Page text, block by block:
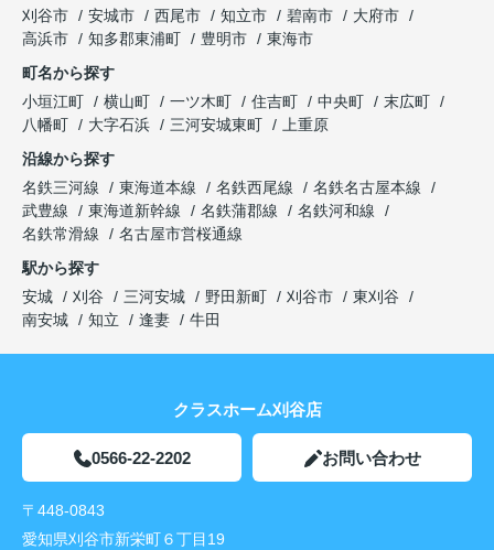
刈谷市
安城市 西尾市 知立市 碧南市
大府市
高浜市
知多郡東浦町 豊明市
東海市
町名から探す
小垣江町
横山町 一ツ木町 住吉町 中央町
末広町
八幡町
大字石浜 三河安城東町
上重原
沿線から探す
名鉄三河線
東海道本線 名鉄西尾線
名鉄名古屋本線
武豊線
東海道新幹線 名鉄蒲郡線
名鉄河和線
名鉄常滑線
名古屋市営桜通線
駅から探す
安城
刈谷 三河安城 野田新町 刈谷市
東刈谷
南安城
知立 逢妻 牛田
クラスホーム刈谷店
0566-22-2202 お問い合わせ
〒448-0843
愛知県刈谷市新栄町６丁目19